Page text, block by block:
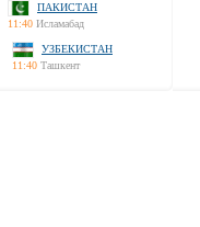
ПАКИСТАН
11:40 Исламабад
УЗБЕКИСТАН
11:40 Ташкент